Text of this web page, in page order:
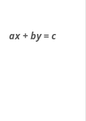
ax+by=c